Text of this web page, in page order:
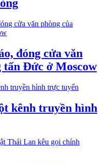
đóng cửa văn
tấn Đức ở Moscow
kênh truyền hình